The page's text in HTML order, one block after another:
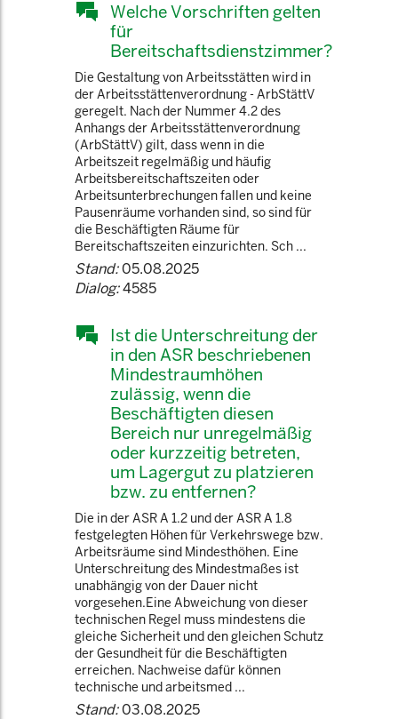
Welche Vorschriften gelten
für
Bereitschaftsdienstzimmer?
Die Gestaltung von Arbeitsstätten wird in
der Arbeitsstättenverordnung - ArbStättV
geregelt. Nach der Nummer 4.2 des
Anhangs der Arbeitsstättenverordnung
(ArbStättV) gilt, dass wenn in die
Arbeitszeit regelmäßig und häufig
Arbeitsbereitschaftszeiten oder
Arbeitsunterbrechungen fallen und keine
Pausenräume vorhanden sind, so sind für
die Beschäftigten Räume für
Bereitschaftszeiten einzurichten. Sch ...
Stand:05.08.2025
Dialog:4585
Ist die Unterschreitung der
in den ASR beschriebenen
Mindestraumhöhen
zulässig, wenn die
Beschäftigten diesen
Bereich nur unregelmäßig
oder kurzzeitig betreten,
um Lagergut zu platzieren
bzw. zu entfernen?
Die in der ASR A 1.2 und der ASR A 1.8
festgelegten Höhen für Verkehrswege bzw.
Arbeitsräume sind Mindesthöhen. Eine
Unterschreitung des Mindestmaßes ist
unabhängig von der Dauer nicht
vorgesehen.Eine Abweichung von dieser
technischen Regel muss mindestens die
gleiche Sicherheit und den gleichen Schutz
der Gesundheit für die Beschäftigten
erreichen. Nachweise dafür können
technische und arbeitsmed ...
Stand:03.08.2025